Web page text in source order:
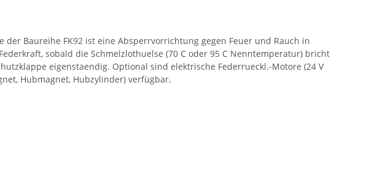
der Baureihe FK92 ist eine Absperrvorrichtung gegen Feuer und Rauch in
sobald die Schmelzlothuelse (70 C oder 95 C Nenntemperatur) bricht
eigenstaendig. Optional sind elektrische Federrueckl.-Motore (24 V
Hubmagnet, Hubzylinder) verfügbar.